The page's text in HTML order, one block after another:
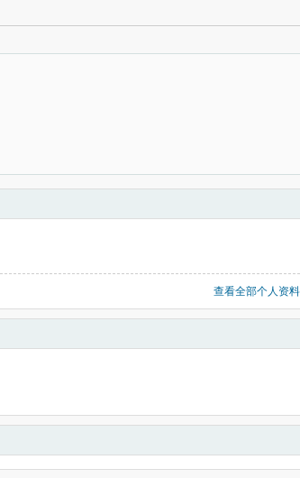
查看全部个人资料